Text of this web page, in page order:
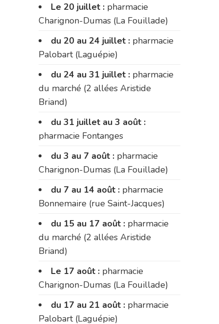
Le 20 juillet : pharmacie
Charignon-Dumas (La Fouillade)
du 20 au 24 juillet : pharmacie
Palobart (Laguépie)
du 24 au 31 juillet : pharmacie
du marché (2 allées Aristide
Briand)
du 31 juillet au 3 août :
pharmacie Fontanges
du 3 au 7 août : pharmacie
Charignon-Dumas (La Fouillade)
du 7 au 14 août : pharmacie
Bonnemaire (rue Saint-Jacques)
du 15 au 17 août : pharmacie
du marché (2 allées Aristide
Briand)
Le 17 août : pharmacie
Charignon-Dumas (La Fouillade)
du 17 au 21 août : pharmacie
Palobart (Laguépie)